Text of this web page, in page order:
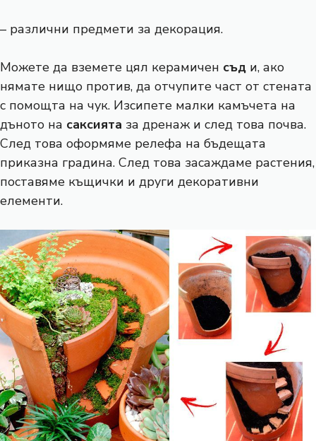
– различни предмети за декорация.
Можете да вземете цял керамичен съд и, ако
нямате нищо против, да отчупите част от стената
с помощта на чук. Изсипете малки камъчета на
дъното на саксията за дренаж и след това почва.
След това оформяме релефа на бъдещата
приказна градина. След това засаждаме растения,
поставяме къщички и други декоративни
елементи.